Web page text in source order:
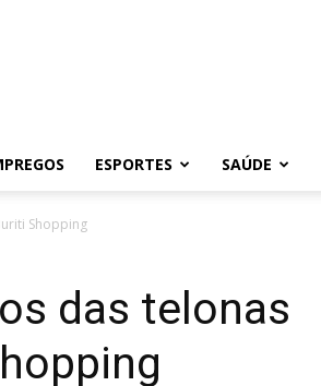
ESPORTES SAÚDE
Shopping
das telonas